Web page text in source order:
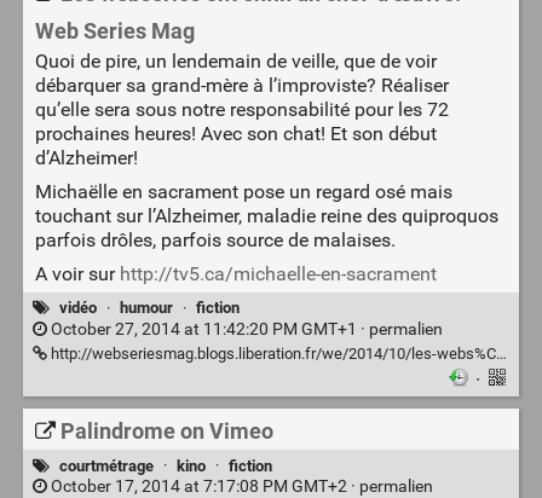
Web Series Mag
Quoi de pire, un lendemain de veille, que de voir
débarquer sa grand-mère à l’improviste? Réaliser
qu’elle sera sous notre responsabilité pour les 72
prochaines heures! Avec son chat! Et son début
d’Alzheimer!
Michaëlle en sacrament pose un regard osé mais
touchant sur l’Alzheimer, maladie reine des quiproquos
parfois drôles, parfois source de malaises.
A voir sur http://tv5.ca/michaelle-en-sacrament
vidéo · humour · fiction
October 27, 2014 at 11:42:20 PM GMT+1 · permalien
http://webseriesmag.blogs.liberation.fr/we/2014/10/les-webs%C3%A9ries-ont-enfin-un-chef-doeuvre.html
·
Palindrome on Vimeo
courtmétrage · kino · fiction
October 17, 2014 at 7:17:08 PM GMT+2 · permalien